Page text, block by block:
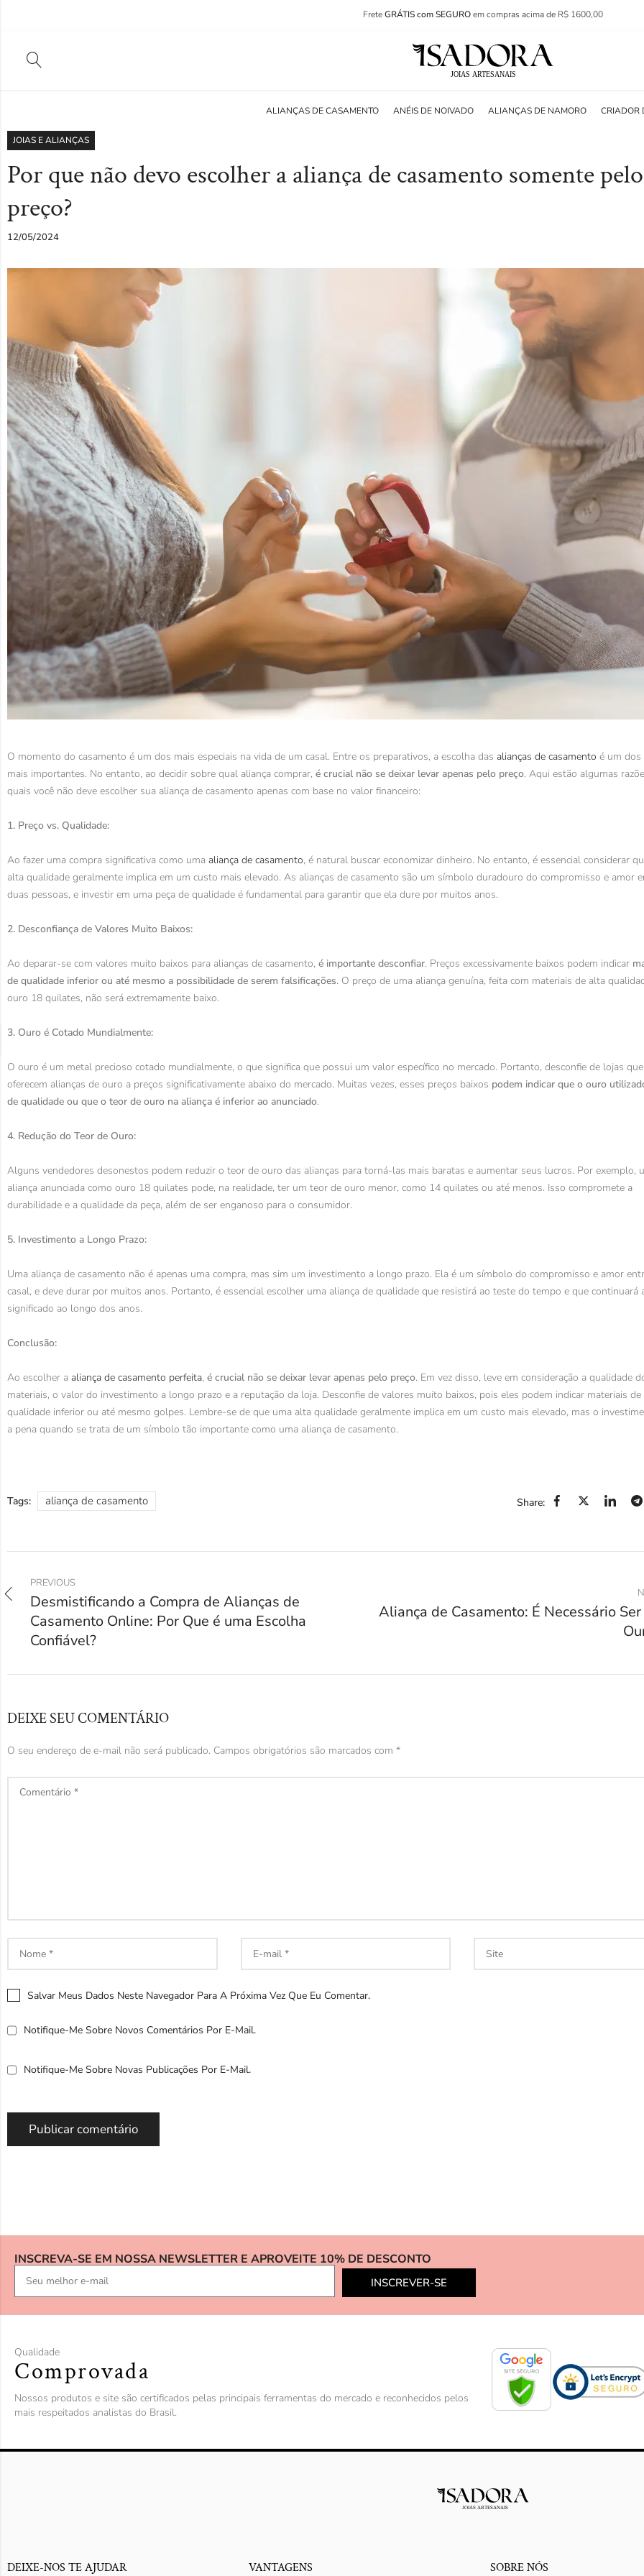
FreteGRÁTIS com SEGUROem compras acima de R$ 1600,00
ALIANÇAS DE CASAMENTO ANÉIS DE NOIVADO ALIANÇAS DE NAMORO CRIADOR
JOIAS E ALIANÇAS
Por que não devo escolher a aliança de casamento somente pelo
preço?
12/05/2024
O momento do casamento é um dos mais especiais na vida de um casal. Entre os preparativos, a escolha das alianças de casamento é um dos
mais importantes. No entanto, ao decidir sobre qual aliança comprar, é crucial não se deixar levar apenas pelo preço. Aqui estão algumas
quais você não deve escolher sua aliança de casamento apenas com base no valor financeiro:
1. Preço vs. Qualidade:
Ao fazer uma compra significativa como uma aliança de casamento, é natural buscar economizar dinheiro. No entanto, é essencial considerar
alta qualidade geralmente implica em um custo mais elevado. As alianças de casamento são um símbolo duradouro do compromisso e amor
duas pessoas, e investir em uma peça de qualidade é fundamental para garantir que ela dure por muitos anos.
2. Desconfiança de Valores Muito Baixos:
Ao deparar-se com valores muito baixos para alianças de casamento, é importante desconfiar. Preços excessivamente baixos podem indicar
de qualidade inferior ou até mesmo a possibilidade de serem falsificações. O preço de uma aliança genuína, feita com materiais de alta
ouro 18 quilates, não será extremamente baixo.
3. Ouro é Cotado Mundialmente:
O ouro é um metal precioso cotado mundialmente, o que significa que possui um valor específico no mercado. Portanto, desconfie de lojas que
oferecem alianças de ouro a preços significativamente abaixo do mercado. Muitas vezes, esses preços baixos podem indicar que o ouro
de qualidade ou que o teor de ouro na aliança é inferior ao anunciado.
4. Redução do Teor de Ouro:
Alguns vendedores desonestos podem reduzir o teor de ouro das alianças para torná-las mais baratas e aumentar seus lucros. Por exemplo,
aliança anunciada como ouro 18 quilates pode, na realidade, ter um teor de ouro menor, como 14 quilates ou até menos. Isso compromete a
durabilidade e a qualidade da peça, além de ser enganoso para o consumidor.
5. Investimento a Longo Prazo:
Uma aliança de casamento não é apenas uma compra, mas sim um investimento a longo prazo. Ela é um símbolo do compromisso e amor
casal, e deve durar por muitos anos. Portanto, é essencial escolher uma aliança de qualidade que resistirá ao teste do tempo e que continuará
significado ao longo dos anos.
Conclusão:
Ao escolher a aliança de casamento perfeita, é crucial não se deixar levar apenas pelo preço. Em vez disso, leve em consideração a qualidade
materiais, o valor do investimento a longo prazo e a reputação da loja. Desconfie de valores muito baixos, pois eles podem indicar materiais de
qualidade inferior ou até mesmo golpes. Lembre-se de que uma alta qualidade geralmente implica em um custo mais elevado, mas o
a pena quando se trata de um símbolo tão importante como uma aliança de casamento.
Tags: aliança de casamento Share:
PREVIOUS
Desmistificando a Compra de Alianças de
Casamento Online: Por Que é uma Escolha
Confiável?
Aliança de Casamento: É Necessário
DEIXE SEU COMENTÁRIO
O seu endereço de e-mail não será publicado. Campos obrigatórios são marcados com *
Salvar Meus Dados Neste Navegador Para A Próxima Vez Que Eu Comentar.
Notifique-Me Sobre Novos Comentários Por E-Mail.
Notifique-Me Sobre Novas Publicações Por E-Mail.
INSCREVA-SE EM NOSSA NEWSLETTER E APROVEITE 10% DE DESCONTO
INSCREVER-SE
Qualidade
Comprovada
Nossos produtos e site são certificados pelas principais ferramentas do mercado e reconhecidos pelos
mais respeitados analistas do Brasil.
DEIXE-NOS TE AJUDAR VANTAGENS SOBRE NÓS